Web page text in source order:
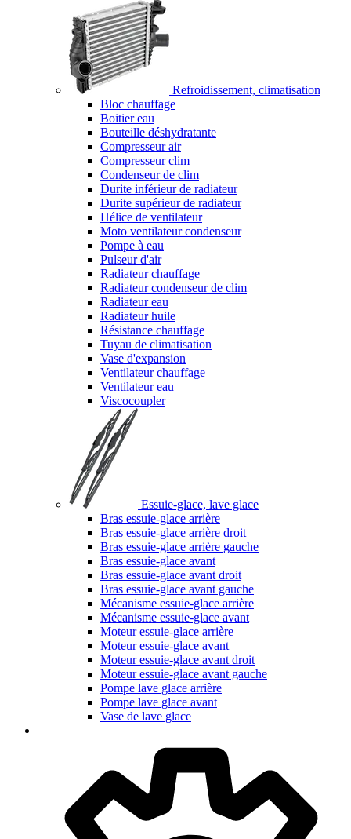
Refroidissement, climatisation
Bloc chauffage
Boitier eau
Bouteille déshydratante
Compresseur air
Compresseur clim
Condenseur de clim
Durite inférieur de radiateur
Durite supérieur de radiateur
Hélice de ventilateur
Moto ventilateur condenseur
Pompe à eau
Pulseur d'air
Radiateur chauffage
Radiateur condenseur de clim
Radiateur eau
Radiateur huile
Résistance chauffage
Tuyau de climatisation
Vase d'expansion
Ventilateur chauffage
Ventilateur eau
Viscocoupler
Essuie-glace, lave glace
Bras essuie-glace arrière
Bras essuie-glace arrière droit
Bras essuie-glace arrière gauche
Bras essuie-glace avant
Bras essuie-glace avant droit
Bras essuie-glace avant gauche
Mécanisme essuie-glace arrière
Mécanisme essuie-glace avant
Moteur essuie-glace arrière
Moteur essuie-glace avant
Moteur essuie-glace avant droit
Moteur essuie-glace avant gauche
Pompe lave glace arrière
Pompe lave glace avant
Vase de lave glace